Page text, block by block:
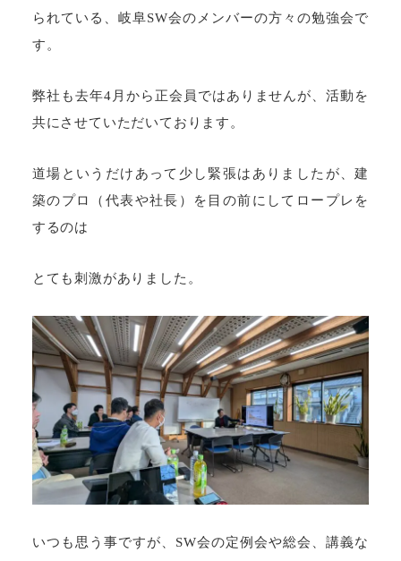
られている、岐阜SW会のメンバーの方々の勉強会で
す。
弊社も去年4月から正会員ではありませんが、活動を
共にさせていただいております。
道場というだけあって少し緊張はありましたが、建
築のプロ（代表や社長）を目の前にしてロープレを
するのは
とても刺激がありました。
いつも思う事ですが、SW会の定例会や総会、講義な